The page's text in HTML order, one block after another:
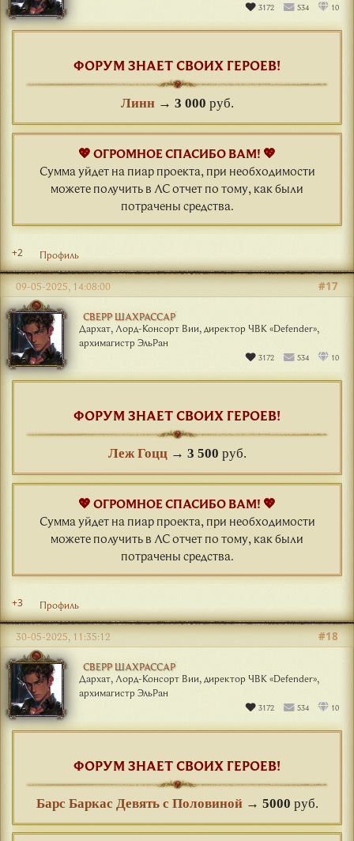
3172 534 10
ФОРУМ ЗНАЕТ СВОИХ ГЕРОЕВ!
Линн→ 3 000 руб.
💖 ОГРОМНОЕ СПАСИБО ВАМ! 💖
Сумма уйдет на пиар проекта, при необходимости
можете получить в ЛС отчет по тому, как были
потрачены средства.
+2 Профиль
СВЕРР ШАХРАССАР
Дархат, Лорд-Консорт Вии, директор ЧВК «Defender»,
архимагистр ЭльРан
3172 534 10
#17
09-05-2025, 14:08:00
ФОРУМ ЗНАЕТ СВОИХ ГЕРОЕВ!
Леж Гоцц→ 3 500 руб.
💖 ОГРОМНОЕ СПАСИБО ВАМ! 💖
Сумма уйдет на пиар проекта, при необходимости
можете получить в ЛС отчет по тому, как были
потрачены средства.
+3 Профиль
СВЕРР ШАХРАССАР
Дархат, Лорд-Консорт Вии, директор ЧВК «Defender»,
архимагистр ЭльРан
3172 534 10
#18
30-05-2025, 11:35:12
ФОРУМ ЗНАЕТ СВОИХ ГЕРОЕВ!
Барс Баркас Девять с Половиной→ 5000 руб.